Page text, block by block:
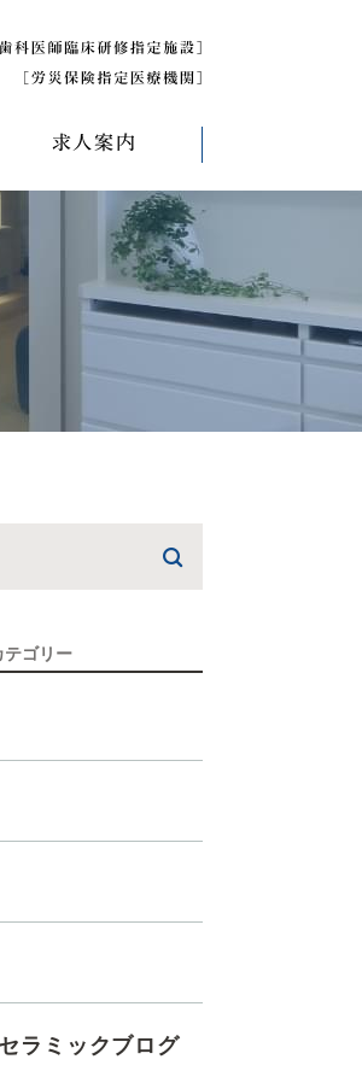
求人案内
求人募集について
研修医募集
テゴリー
ラミックブログ